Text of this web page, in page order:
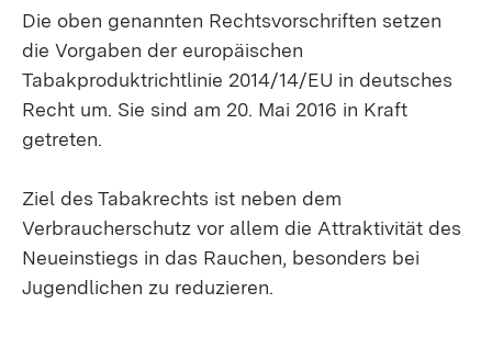
Die oben genannten Rechtsvorschriften setzen
die Vorgaben der europäischen
Tabakproduktrichtlinie 2014/14/EU in deutsches
Recht um. Sie sind am 20. Mai 2016 in Kraft
getreten.
Ziel des Tabakrechts ist neben dem
Verbraucherschutz vor allem die Attraktivität des
Neueinstiegs in das Rauchen, besonders bei
Jugendlichen zu reduzieren.